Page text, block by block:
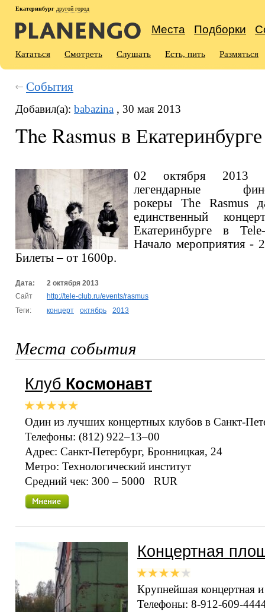
Екатеринбург другой город
Места Подборки
Кататься Смотреть Слушать Есть, пить Размяться
События
Добавил(а): babazina , 30 мая 2013
The Rasmus в Екатеринбурге
02 октября 2013
легендарные
рокеры The Rasmus
единственный
Екатеринбурге в
Начало мероприятия -
Билеты – от 1600р.
Дата:
2 октября 2013
Сайт
http://tele-club.ru/events/rasmus
Теги:
концерт октябрь 2013
Места события
Клуб Космонавт
Один из лучших концертных клубов в Санкт-
Телефоны: (812) 922–13–00
Адрес: Санкт-Петербург, Бронницкая, 24
Метро: Технологический институт
Средний чек: 300 – 5000 RUR
Концертная
Крупнейшая концертная
Телефоны: 8-912-609-